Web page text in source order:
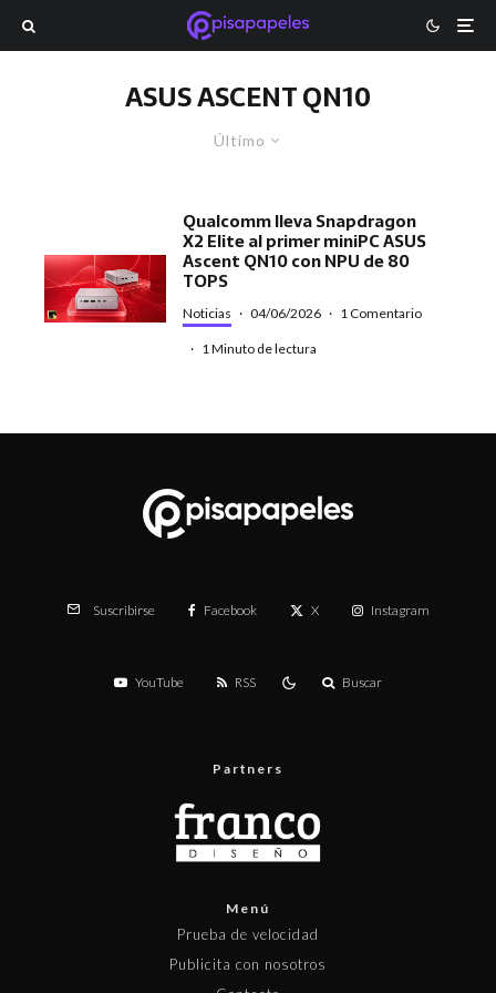
ASUS ASCENT QN10
Último
Qualcomm lleva Snapdragon
X2 Elite al primer miniPC ASUS
Ascent QN10 con NPU de 80
TOPS
Noticias · 04/06/2026 · 1 Comentario
· 1 Minuto de lectura
Suscribirse Facebook X Instagram
YouTube RSS Buscar
Partners
Menú
Prueba de velocidad
Publicita con nosotros